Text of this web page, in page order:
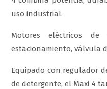
uso industrial.
Motores eléctricos de
estacionamiento, válvula
Equipado con regulador
de detergente, el Maxi 4